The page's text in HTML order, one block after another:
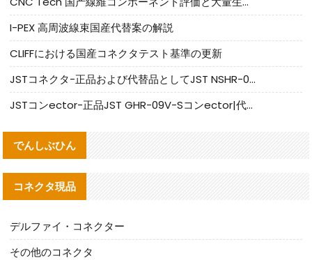
I-PEX 高周波線束国産代替案の解説
CLIFFにおける国産コネクタテスト基準の更新
JSTコネクタ-正品および代替品としてJST NSHR-02V-Sコネクタを提供します
JSTコンector-正品JST GHR-09V-Sコンector|代替品提供
でんしぶひん
コネクタ現品
デルファイ・コネクター
その他のコネクタ